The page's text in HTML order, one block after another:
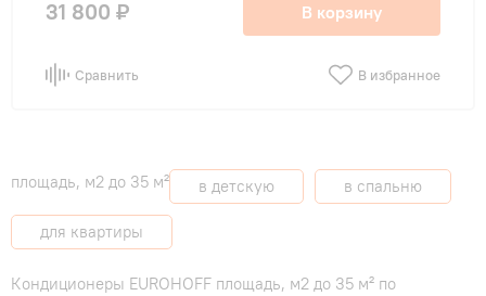
31 800 ₽ В корзину
Сравнить В избранное
площадь, м2 до 35 м² в детскую в спальню
для квартиры
Кондиционеры EUROHOFF площадь, м2 до 35 м² по